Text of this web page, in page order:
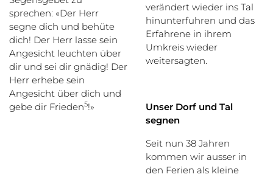
sprechen: «Der Herr
segne dich und behüte
dich! Der Herr lasse sein
Angesicht leuchten über
dir und sei dir gnädig! Der
Herr erhebe sein
Angesicht über dich und
gebe dir Frieden5!»
verändert wieder ins Tal
hinunterfuhren und das
Erfahrene in ihrem
Umkreis wieder
weitersagten.
Unser Dorf und Tal
segnen
Seit nun 38 Jahren
kommen wir ausser in
den Ferien als kleine